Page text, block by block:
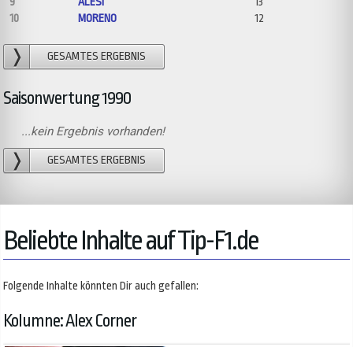
10
MORENO 12
GESAMTES ERGEBNIS
Saisonwertung 1990
...kein Ergebnis vorhanden!
GESAMTES ERGEBNIS
Beliebte Inhalte auf Tip-F1.de
Folgende Inhalte könnten Dir auch gefallen:
Kolumne: Alex Corner